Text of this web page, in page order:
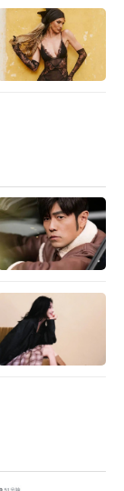
合作过《功
全新的AI技
和“年轻成
现的最终效
一次看到变
哥借用一首
丝白发一瞬
花意，可否
但是人必
是自己很幸